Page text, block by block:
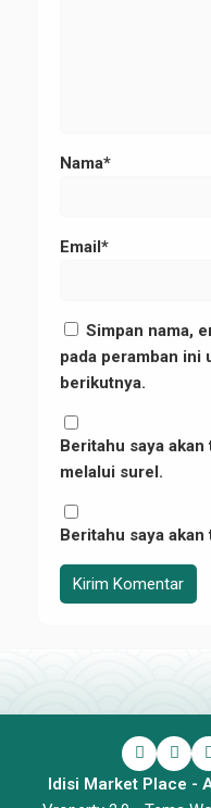
Nama*
Email*
Simpan nama,
pada peramban ini
berikutnya.
Beritahu saya
melalui surel.
Beritahu saya
Idisi Market Place -